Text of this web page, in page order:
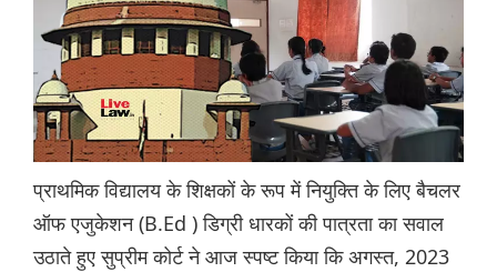
प्राथमिक विद्यालय के शिक्षकों के रूप में नियुक्ति के लिए बैचलर
ऑफ एजुकेशन (B.Ed ) डिग्री धारकों की पात्रता का सवाल
उठाते हुए सुप्रीम कोर्ट ने आज स्पष्ट किया कि अगस्त, 2023